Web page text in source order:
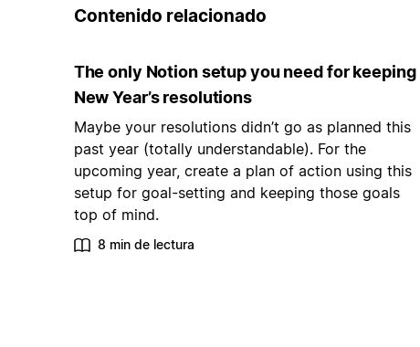
Contenido relacionado
The only Notion setup you need for keeping
New Year’s resolutions
Maybe your resolutions didn’t go as planned this
past year (totally understandable). For the
upcoming year, create a plan of action using this
setup for goal-setting and keeping those goals
top of mind.
8 min de lectura